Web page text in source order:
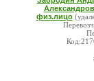
физ.лицо